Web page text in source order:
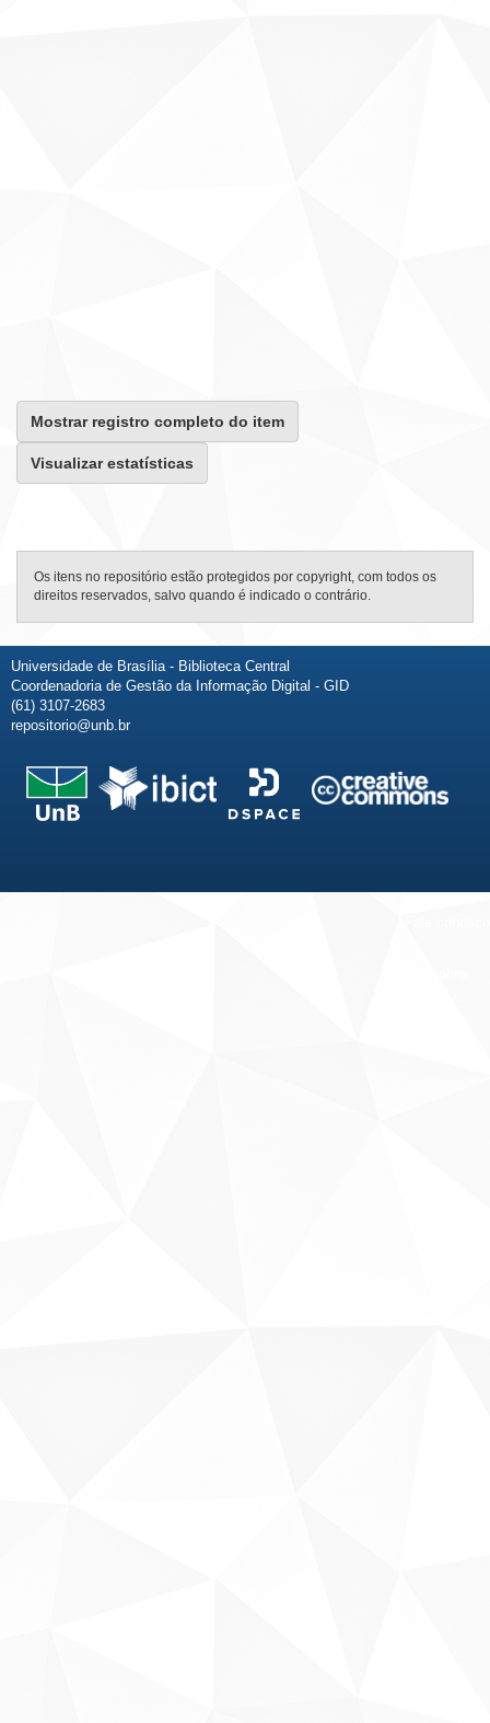
Mostrar registro completo do item
Visualizar estatísticas
Os itens no repositório estão protegidos por copyright, com todos os
direitos reservados, salvo quando é indicado o contrário.
Universidade de Brasília - Biblioteca Central
Coordenadoria de Gestão da Informação Digital - GID
(61) 3107-2683
repositorio@unb.br